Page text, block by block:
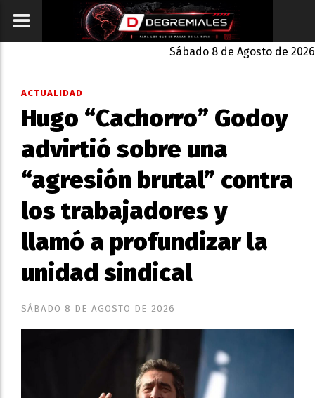
Sábado 8 de Agosto de 2026
Hugo “Cachorro” Godoy
advirtió sobre una
“agresión brutal” contra
los trabajadores y
llamó a profundizar la
unidad sindical
ACTUALIDAD
SÁBADO 8 DE AGOSTO DE 2026